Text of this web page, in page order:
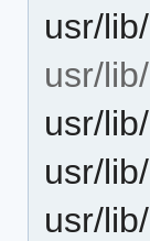
usr/
usr/
usr/
usr/
usr/